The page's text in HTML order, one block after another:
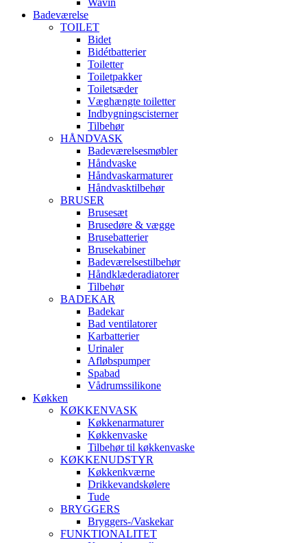
Wavin
Badeværelse
TOILET
Bidet
Bidétbatterier
Toiletter
Toiletpakker
Toiletsæder
Væghængte toiletter
Indbygningscisterner
Tilbehør
HÅNDVASK
Badeværelsesmøbler
Håndvaske
Håndvaskarmaturer
Håndvasktilbehør
BRUSER
Brusesæt
Brusedøre & vægge
Brusebatterier
Brusekabiner
Badeværelsestilbehør
Håndklæderadiatorer
Tilbehør
BADEKAR
Badekar
Bad ventilatorer
Karbatterier
Urinaler
Afløbspumper
Spabad
Vådrumssilikone
Køkken
KØKKENVASK
Køkkenarmaturer
Køkkenvaske
Tilbehør til køkkenvaske
KØKKENUDSTYR
Køkkenkværne
Drikkevandskølere
Tude
BRYGGERS
Bryggers-/Vaskekar
FUNKTIONALITET